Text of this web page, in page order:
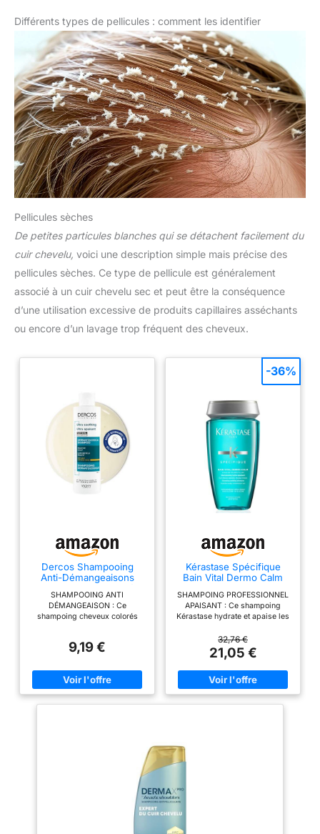
Différents types de pellicules : comment les identifier
Pellicules sèches
De petites particules blanches qui se détachent facilement du
cuir chevelu, voici une description simple mais précise des
pellicules sèches. Ce type de pellicule est généralement
associé à un cuir chevelu sec et peut être la conséquence
d’une utilisation excessive de produits capillaires asséchants
ou encore d’un lavage trop fréquent des cheveux.
Dercos Shampooing
Anti-Démangeaisons
Confort 48h
SHAMPOOING ANTI
DÉMANGEAISON : Ce
shampoing cheveux colorés
brûlure; Ce shampoing
brillance à vos cheveux
SHAMPOOING APAISANT : Le
shampooing nettoyant apaise
hydratant sur 37 sujets pendant
3 semaines, l'inconfort du cuir
chevelu est réduit de 65% et la
fibre sensibilisée est renforcée
9,19 €
Kérastase Spécifique
Bain Vital Dermo Calm
Sensible
SHAMPOING PROFESSIONNEL
APAISANT : Ce shampoing
Kérastase hydrate et apaise les
aux irritations et aux
démangeaisons, tout en lavant
les cheveux normaux à mixtes
en douceur. UNE SYNERGIE
D'ACTIFS CIBLES : Le Bain
Kérastase Dermo Calm contient
des pellicules et de la glycérine
l'irritation du cuir chevelu sans
32,76 €
21,05 €
-36%